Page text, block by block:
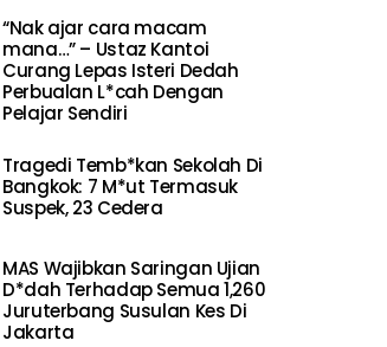
“Nak ajar cara macam
mana…” – Ustaz Kantoi
Curang Lepas Isteri Dedah
Perbualan L*cah Dengan
Pelajar Sendiri
Tragedi Temb*kan Sekolah Di
Bangkok: 7 M*ut Termasuk
Suspek, 23 Cedera
MAS Wajibkan Saringan Ujian
D*dah Terhadap Semua 1,260
Juruterbang Susulan Kes Di
Jakarta